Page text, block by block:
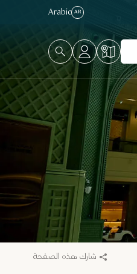
AR
Arabic
شارك هذه الصفحة